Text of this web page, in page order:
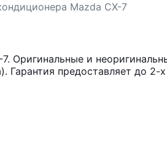
Mazda CX-7
Оригинальные и
предоставляет до 2-